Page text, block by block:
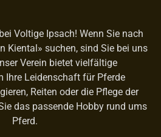
Voltige Ipsach! Wenn Sie nach
Kiental» suchen, sind Sie bei uns
Verein bietet vielfältige
Ihre Leidenschaft für Pferde
Reiten oder die Pflege der
das passende Hobby rund ums
Pferd.